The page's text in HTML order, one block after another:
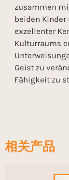
zusammen
beiden
exzellenter
Kulturraums
Geist zu
Fähigkeit zu
相关产品